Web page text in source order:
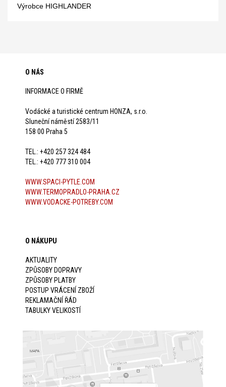
Výrobce HIGHLANDER
O NÁS
INFORMACE O FIRMĚ
Vodácké a turistické centrum HONZA, s.r.o.
Sluneční náměstí 2583/11
158 00 Praha 5
TEL.: +420 257 324 484
TEL.: +420 777 310 004
WWW.SPACI-PYTLE.COM
WWW.TERMOPRADLO-PRAHA.CZ
WWW.VODACKE-POTREBY.COM
O NÁKUPU
AKTUALITY
ZPŮSOBY DOPRAVY
ZPŮSOBY PLATBY
POSTUP VRÁCENÍ ZBOŽÍ
REKLAMAČNÍ ŘÁD
TABULKY VELIKOSTÍ